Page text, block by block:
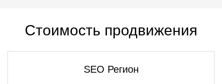
Стоимость продвижения
SEO Регион